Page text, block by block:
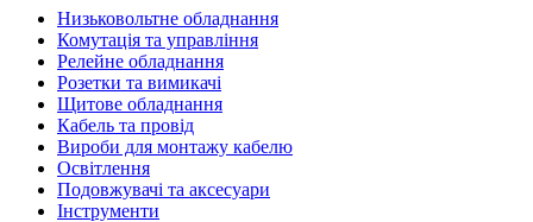
Низьковольтне обладнання
Комутація та управління
Релейне обладнання
Розетки та вимикачі
Щитове обладнання
Кабель та провід
Вироби для монтажу кабелю
Освітлення
Подовжувачі та аксесуари
Інструменти